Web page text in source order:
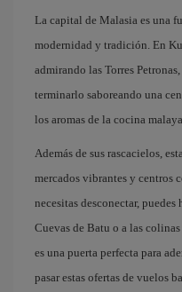
La capital de Malasia es una
modernidad y tradición. En
admirando las Torres
terminarlo saboreando una
los aromas de la cocina
Además de sus rascacielos,
mercados vibrantes y centros
necesitas desconectar,
Cuevas de Batu o a las
es una puerta perfecta para
pasar estas ofertas de vuelos